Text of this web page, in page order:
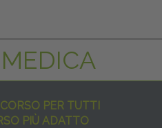
PER TUTTI
PIÙ ADATTO